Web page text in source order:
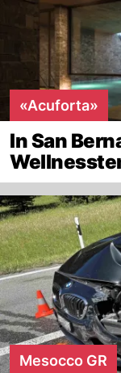
«Acuforta»
In San
Mesocco GR